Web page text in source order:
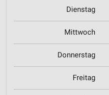
Dienstag
Mittwoch
Donnerstag
Freitag